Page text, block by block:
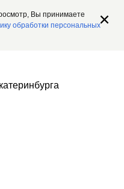
Вы принимаете
обработки персональных